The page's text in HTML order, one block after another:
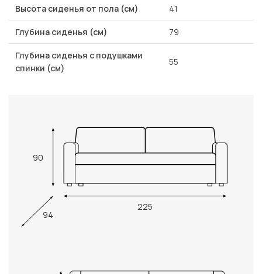
Высота сиденья от пола (см) 41
Глубина сиденья (см) 79
Глубина сиденья с подушками
спинки (см)
55
90
225
94